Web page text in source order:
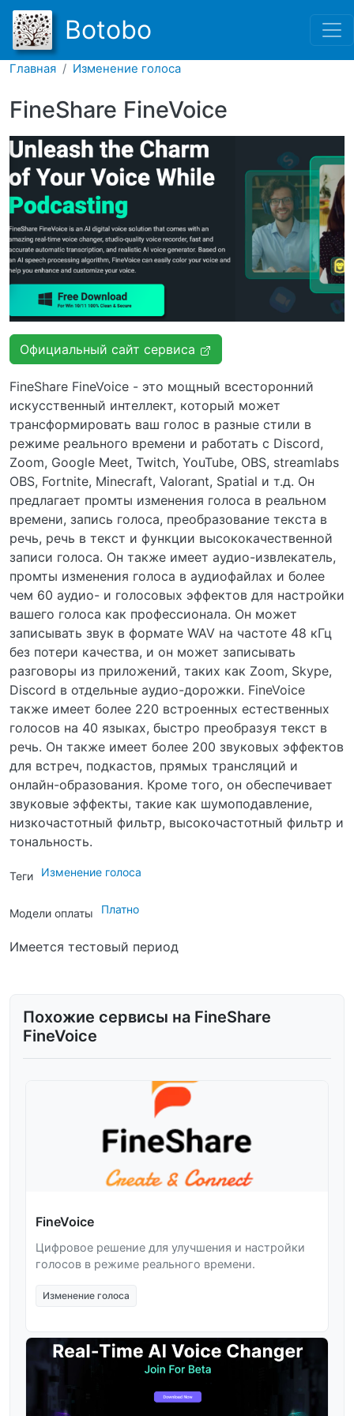
Перейти к основному
Botobo
Главная Изменение голоса
FineShare FineVoice
Официальный сайт сервиса
FineShare FineVoice - это мощный всесторонний
искусственный интеллект, который может
трансформировать ваш голос в разные стили в
режиме реального времени и работать с Discord,
Zoom, Google Meet, Twitch, YouTube, OBS, streamlabs
OBS, Fortnite, Minecraft, Valorant, Spatial и т.д. Он
предлагает промты изменения голоса в реальном
времени, запись голоса, преобразование текста в
речь, речь в текст и функции высококачественной
записи голоса. Он также имеет аудио-извлекатель,
промты изменения голоса в аудиофайлах и более
чем 60 аудио- и голосовых эффектов для настройки
вашего голоса как профессионала. Он может
записывать звук в формате WAV на частоте 48 кГц
без потери качества, и он может записывать
разговоры из приложений, таких как Zoom, Skype,
Discord в отдельные аудио-дорожки. FineVoice
также имеет более 220 встроенных естественных
голосов на 40 языках, быстро преобразуя текст в
речь. Он также имеет более 200 звуковых эффектов
для встреч, подкастов, прямых трансляций и
онлайн-образования. Кроме того, он обеспечивает
звуковые эффекты, такие как шумоподавление,
низкочастотный фильтр, высокочастотный фильтр и
тональность.
Теги Изменение голоса
Модели оплаты Платно
Имеется тестовый период
Похожие сервисы на FineShare
FineVoice
FineVoice
Цифровое решение для улучшения и настройки
голосов в режиме реального времени.
Изменение голоса